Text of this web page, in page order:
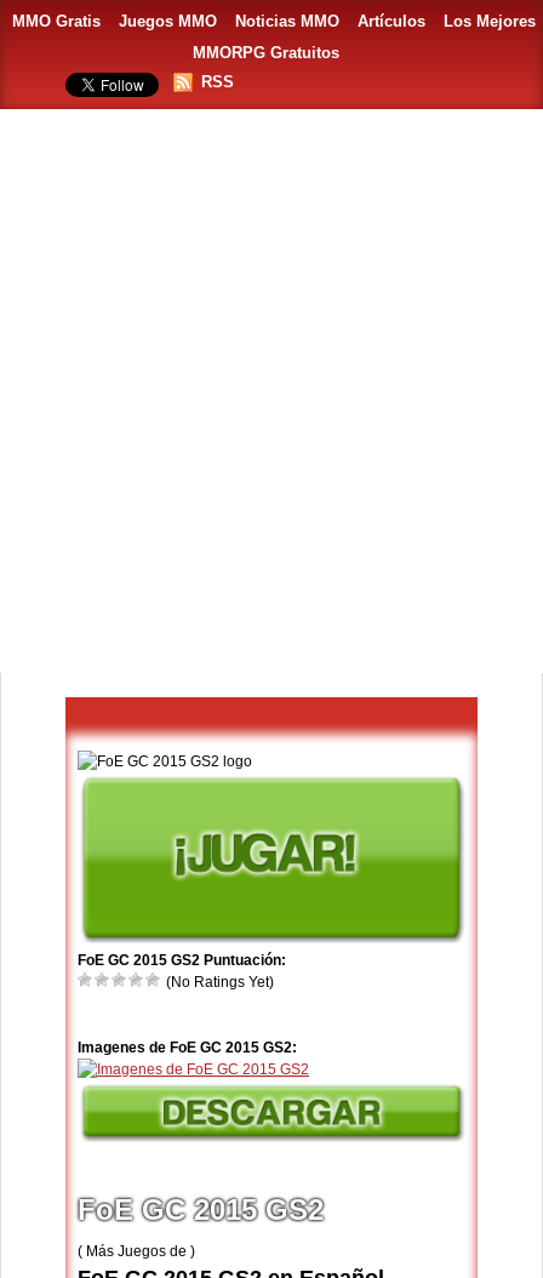
MMO Gratis Juegos MMO Noticias MMO Artículos
Los Mejores
MMORPG Gratuitos
RSS
FoE GC 2015 GS2 Puntuación:
(No Ratings Yet)
Imagenes de FoE GC 2015 GS2:
FoE GC 2015 GS2
( Más Juegos de )